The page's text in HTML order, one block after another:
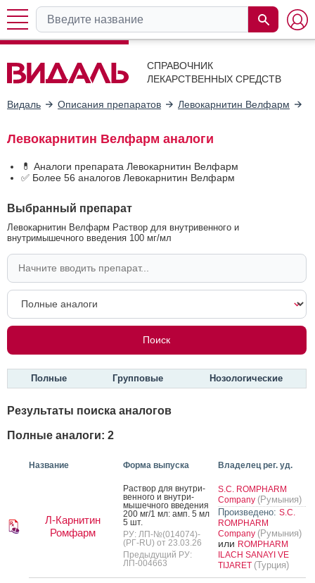
СПРАВОЧНИК
ЛЕКАРСТВЕННЫХ СРЕДСТВ
Видаль Описания препаратов Левокарнитин Велфарм
Левокарнитин Велфарм аналоги
💊 Аналоги препарата Левокарнитин Велфарм
✅ Более 56 аналогов Левокарнитин Велфарм
Выбранный препарат
Левокарнитин Велфарм Раствор для внутривенного и
внутримышечного введения 100 мг/мл
Полные Групповые Нозологические
Результаты поиска аналогов
Полные аналоги: 2
Название Форма выпуска Владелец рег. уд.
Л-Карнитин
Ромфарм
Рас­твор для внут­ри­
вен­но­го и внут­ри­
мышеч­но­го вве­дения
200 мг/1 мл: амп. 5 мл
5 шт.
РУ: ЛП-№(014074)-
(РГ-RU) от 23.03.26
Предыдущий РУ:
ЛП-004663
S.C. ROMPHARM
Company (Румыния)
Произведено: S.C.
ROMPHARM
Company (Румыния)
или ROMPHARM
ILACH SANAYI VE
TIJARET (Турция)